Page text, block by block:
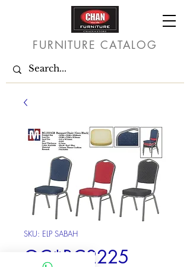
FURNITURE CATALOG
SKU: ELP SABAH
OC*BC2225